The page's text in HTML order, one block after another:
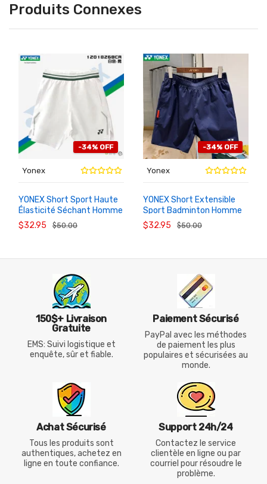
Produits Connexes
-34% OFF
Yonex
YONEX Short Sport Haute
Élasticité Séchant Homme
Badminton 1201826BCR
$32.95 $50.00
AU
-34% OFF
Yonex
YONEX Short Extensible
Sport Badminton Homme
1208626BCR
$32.95 $50.00
AU
150$+ Livraison
Gratuite
EMS: Suivi logistique et
enquête, sûr et fiable.
Paiement Sécurisé
PayPal avec les méthodes
de paiement les plus
populaires et sécurisées au
monde.
Achat Sécurisé
Tous les produits sont
authentiques, achetez en
ligne en toute confiance.
Support 24h/24
Contactez le service
clientèle en ligne ou par
courriel pour résoudre le
problème.